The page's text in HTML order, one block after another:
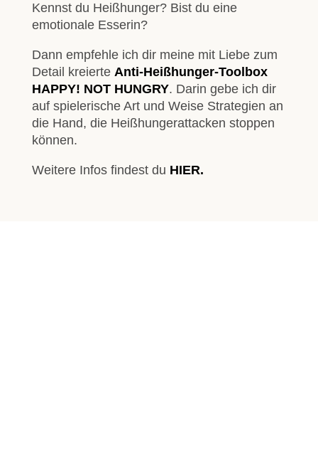
Kennst du Heißhunger? Bist du eine
emotionale Esserin?
Dann empfehle ich dir meine mit Liebe zum
Detail kreierte Anti-Heißhunger-Toolbox
HAPPY! NOT HUNGRY. Darin gebe ich dir
auf spielerische Art und Weise Strategien an
die Hand, die Heißhungerattacken stoppen
können.
Weitere Infos findest du HIER.